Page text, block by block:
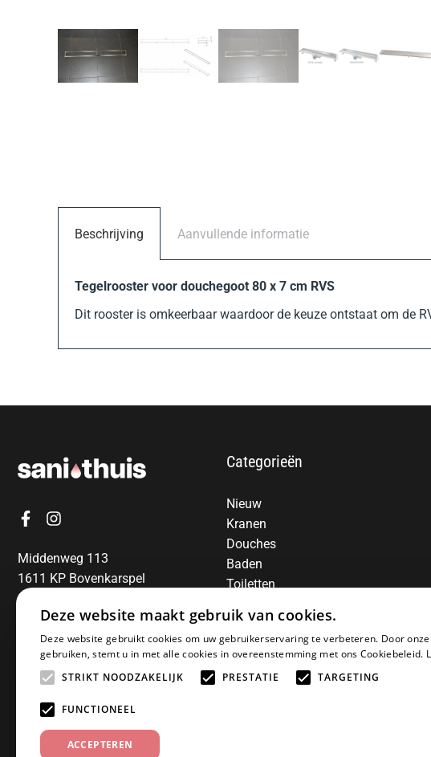
Beschrijving Aanvullende informatie
Tegelrooster voor douchegoot 80 x 7 cm RVS
Dit rooster is omkeerbaar waardoor de keuze ontstaat om de
Middenweg 113
1611 KP Bovenkarspel
06-13850797
Categorieën
Nieuw
Kranen
Douches
Baden
Toiletten
Spiegels
Wastafels
Badkamermeubelen
Accessoires
Deze website maakt gebruik van cookies.
Deze website gebruikt cookies om uw gebruikerservaring te verbeteren. Door
gebruiken, stemt u in met alle cookies in overeenstemming met ons Cookiebeleid.
STRIKT NOODZAKELIJK
PRESTATIE TARGETING
FUNCTIONEEL
ACCEPTEREN